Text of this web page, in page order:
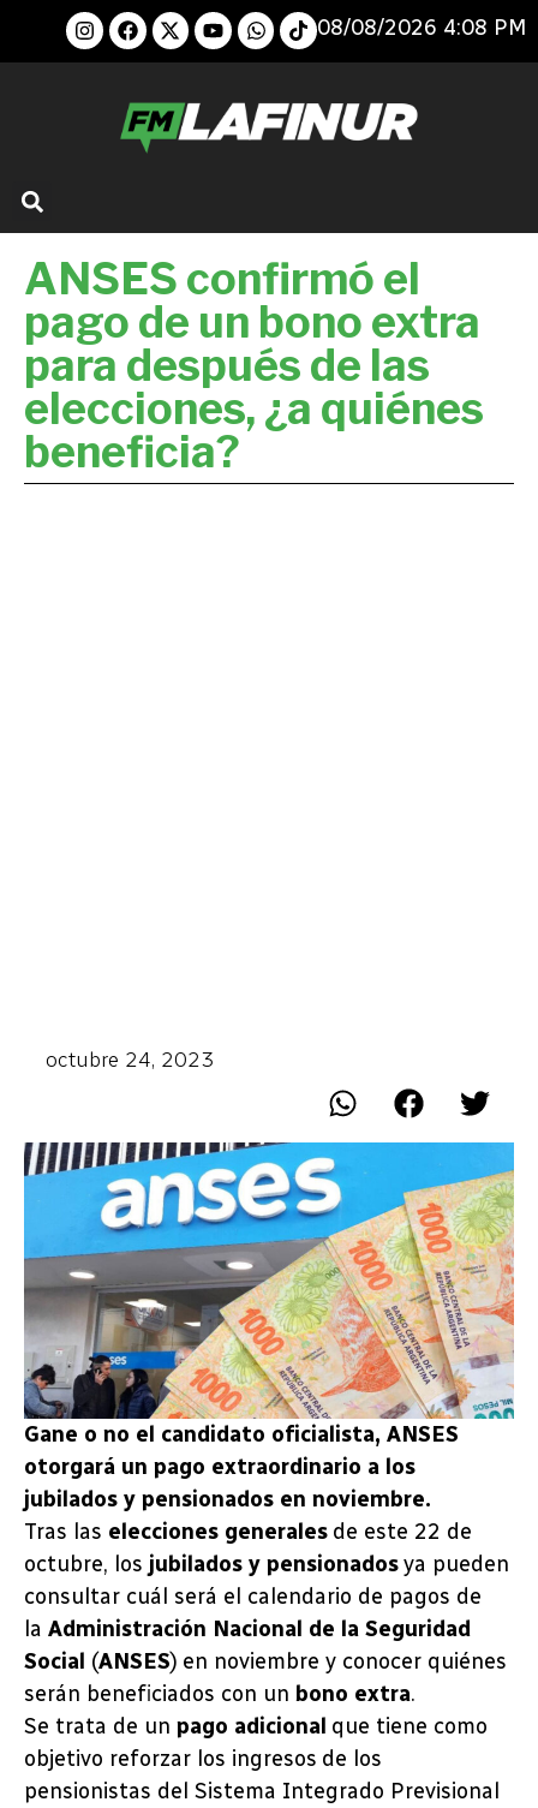
08/08/2026 4:08 PM
ANSES confirmó el
pago de un bono extra
para después de las
elecciones, ¿a quiénes
beneficia?
octubre 24, 2023
Gane o no el candidato oficialista, ANSES
otorgará un pago extraordinario a los
jubilados y pensionados en noviembre.
Tras las elecciones generales de este 22 de
octubre, los jubilados y pensionadosya pueden
consultar cuál será el calendario de pagos de
la Administración Nacional de la Seguridad
Social (ANSES) en noviembre y conocer quiénes
serán beneficiados con un bono extra.
Se trata de un pago adicional que tiene como
objetivo reforzar los ingresos de los
pensionistas del Sistema Integrado Previsional